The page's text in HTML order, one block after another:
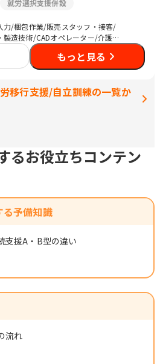
就労選択支援併設
力/梱包作業/販売スタッフ・接客/
造技術/CADオペレーター/介護職
もっと見る
移行支援/自立訓練の一覧か
るお役立ちコンテン
る予備知識
支援A・B型の違い
流れ